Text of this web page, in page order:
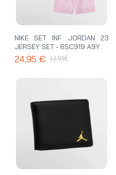
NIKE SET INF. JORDAN 23
JERSEY SET - 65C919 A9Y
24,95 € 32,95€